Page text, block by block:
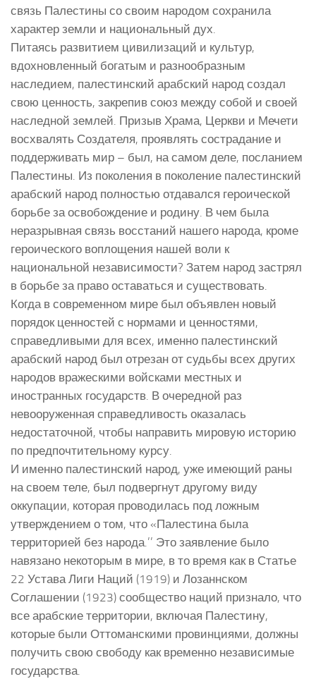
связь Палестины со своим народом сохранила
характер земли и национальный дух.
Питаясь развитием цивилизаций и культур,
вдохновленный богатым и разнообразным
наследием, палестинский арабский народ создал
свою ценность, закрепив союз между собой и своей
наследной землей. Призыв Храма, Церкви и Мечети
восхвалять Создателя, проявлять сострадание и
поддерживать мир – был, на самом деле, посланием
Палестины. Из поколения в поколение палестинский
арабский народ полностью отдавался героической
борьбе за освобождение и родину. В чем была
неразрывная связь восстаний нашего народа, кроме
героического воплощения нашей воли к
национальной независимости? Затем народ застрял
в борьбе за право оставаться и существовать.
Когда в современном мире был объявлен новый
порядок ценностей с нормами и ценностями,
справедливыми для всех, именно палестинский
арабский народ был отрезан от судьбы всех других
народов вражескими войсками местных и
иностранных государств. В очередной раз
невооруженная справедливость оказалась
недостаточной, чтобы направить мировую историю
по предпочтительному курсу.
И именно палестинский народ, уже имеющий раны
на своем теле, был подвергнут другому виду
оккупации, которая проводилась под ложным
утверждением о том, что «Палестина была
территорией без народа.’’ Это заявление было
навязано некоторым в мире, в то время как в Статье
22 Устава Лиги Наций (1919) и Лозаннском
Соглашении (1923) сообщество наций признало, что
все арабские территории, включая Палестину,
которые были Оттоманскими провинциями, должны
получить свою свободу как временно независимые
государства.